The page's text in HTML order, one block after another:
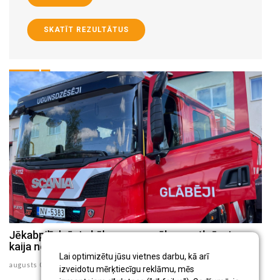
Lai optimizētu jūsu vietnes darbu, kā arī
izveidotu mērķtiecīgu reklāmu, mēs
SKATĪT REZULTĀTUS
Jēkabpilī dzēsts kūlas ugunsgrēks un atbrīvota
kaija no 30 metru augsta torņa
augusts 05 , 2026